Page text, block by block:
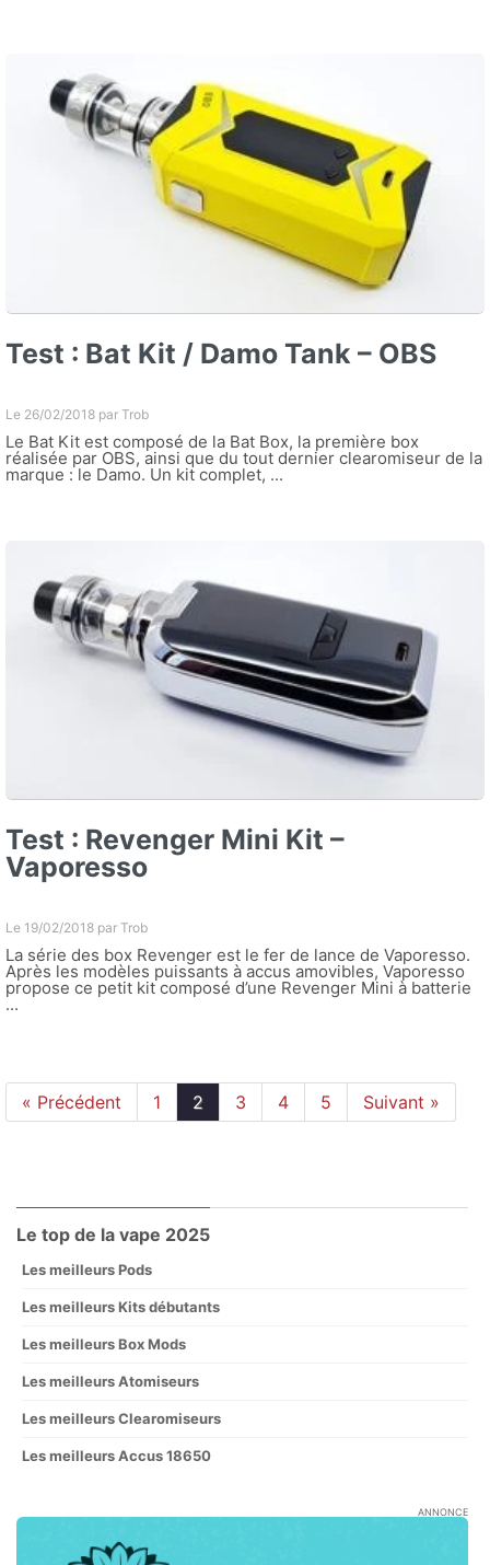
Test : Bat Kit / Damo Tank – OBS
Le 26/02/2018 par Trob
Le Bat Kit est composé de la Bat Box, la première box
réalisée par OBS, ainsi que du tout dernier clearomiseur de la
marque : le Damo. Un kit complet, ...
Test : Revenger Mini Kit –
Vaporesso
Le 19/02/2018 par Trob
La série des box Revenger est le fer de lance de Vaporesso.
Après les modèles puissants à accus amovibles, Vaporesso
propose ce petit kit composé d’une Revenger Mini à batterie
...
« Précédent 1 2 3 4 5 Suivant »
Le top de la vape 2025
Les meilleurs Pods
Les meilleurs Kits débutants
Les meilleurs Box Mods
Les meilleurs Atomiseurs
Les meilleurs Clearomiseurs
Les meilleurs Accus 18650
ANNONCE